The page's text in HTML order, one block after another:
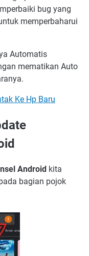
bug yang
memperbaharui
Automatis
mematikan Auto
Ke Hp Baru
Android kita
bagian pojok